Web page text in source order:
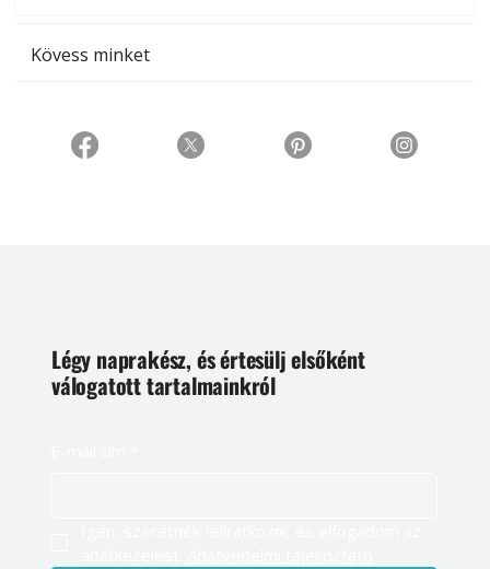
Kövess minket
Légy naprakész, és értesülj elsőként
válogatott tartalmainkról